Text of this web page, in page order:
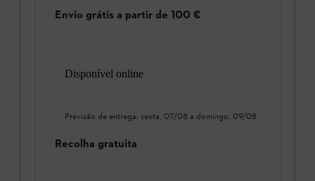
Envio grátis a partir de 100 €
Disponível online
Previsão de entrega: sexta, 07/08 a domingo, 09/08
Recolha gratuita